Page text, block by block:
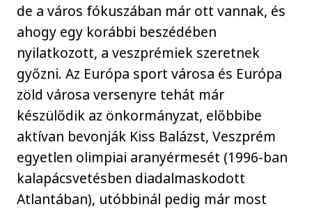
de a város fókuszában már ott vannak, és
ahogy egy korábbi beszédében
nyilatkozott, a veszprémiek szeretnek
győzni. Az Európa sport városa és Európa
zöld városa versenyre tehát már
készülődik az önkormányzat, előbbibe
aktívan bevonják Kiss Balázst, Veszprém
egyetlen olimpiai aranyérmesét (1996-ban
kalapácsvetésben diadalmaskodott
Atlantában), utóbbinál pedig már most